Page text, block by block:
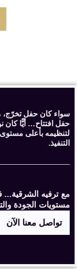
سواء كان حفل تخرّج،
حفل افتتاح… أيًّا كان
لتنظيمه بأعلى
التنفيذ.
مع ترفيه الشرقية...
مستويات الجودة
تواصل معنا الآن